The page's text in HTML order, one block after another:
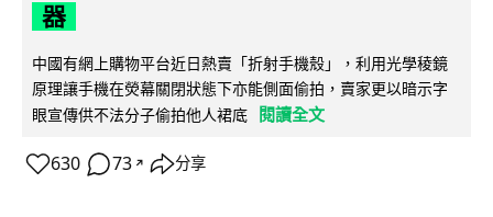
器
中國有網上購物平台近日熱賣「折射手機殼」，利用光學稜鏡
原理讓手機在熒幕關閉狀態下亦能側面偷拍，賣家更以暗示字
眼宣傳供不法分子偷拍他人裙底
閱讀全文
630 73 ↗ 分享